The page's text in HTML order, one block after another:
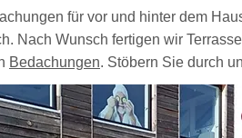
für vor und hinter dem
Nach Wunsch fertigen wir
Bedachungen. Stöbern Sie durch